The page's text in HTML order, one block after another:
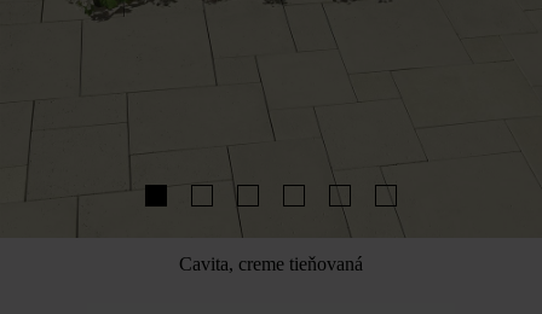
Cavita, creme tieňovaná